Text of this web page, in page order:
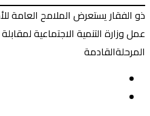
ذو الفقار يستعرض الملامح العامة
عمل وزارة التنمية الاجتماعية
المرحلةالقادمة